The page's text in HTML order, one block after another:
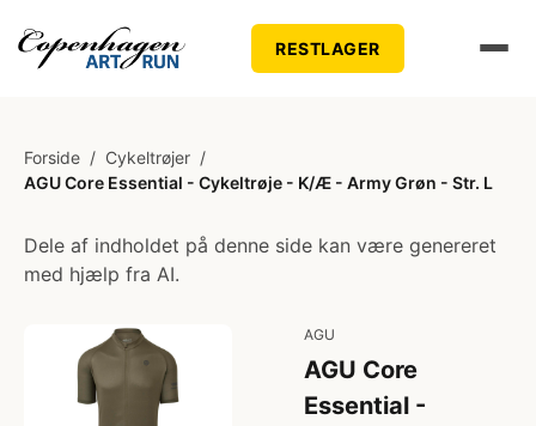
RESTLAGER
Forside / Cykeltrøjer /
AGU Core Essential - Cykeltrøje - K/Æ - Army Grøn - Str. L
Dele af indholdet på denne side kan være genereret
med hjælp fra AI.
AGU
AGU Core
Essential -